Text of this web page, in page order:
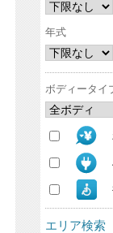
年式
ボディータイ
エリア検索